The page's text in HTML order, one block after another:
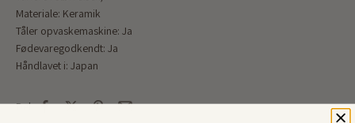
Materiale: Keramik
Tåler opvaskemaskine: Ja
Fødevaregodkendt: Ja
Håndlavet i: Japan
Del